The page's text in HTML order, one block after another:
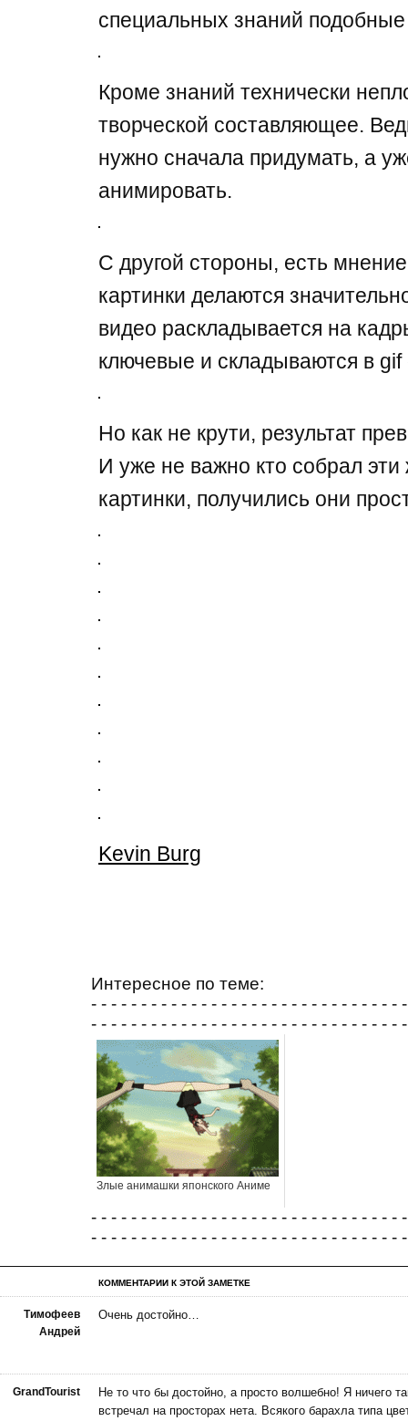
специальных знаний подобные
Кроме знаний технически
творческой составляющее.
нужно сначала придумать, а
анимировать.
С другой стороны, есть
картинки делаются
видео раскладывается на
ключевые и складываются в
Но как не крути, результат
И уже не важно кто собрал
картинки, получились они
Kevin Burg
Интересное по теме:
- - - - - - - - - - - - - - - - - - - - - - - - - - - - - - -
- - - - - - - - - - - - - - - - - - - - - - - - - - - - - - -
Злые анимашки японского Аниме
- - - - - - - - - - - - - - - - - - - - - - - - - - - - - - -
- - - - - - - - - - - - - - - - - - - - - - - - - - - - - - -
КОММЕНТАРИИ К ЭТОЙ ЗАМЕТКЕ
Тимофеев
Андрей
Очень достойно…
GrandTourist
Не то что бы достойно, а просто волшебно! Я ничего
встречал на просторах нета. Всякого барахла типа